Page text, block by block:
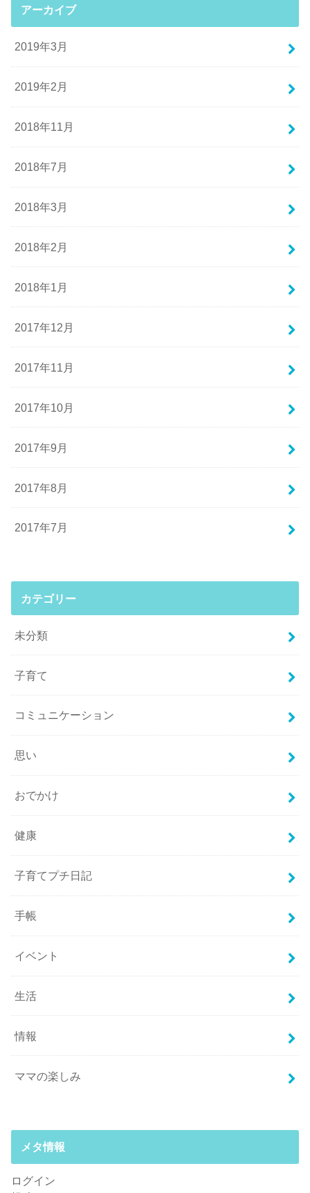
アーカイブ
2019年3月
2019年2月
2018年11月
2018年7月
2018年3月
2018年2月
2018年1月
2017年12月
2017年11月
2017年10月
2017年9月
2017年8月
2017年7月
カテゴリー
未分類
子育て
コミュニケーション
思い
おでかけ
健康
子育てプチ日記
手帳
イベント
生活
情報
ママの楽しみ
メタ情報
ログイン